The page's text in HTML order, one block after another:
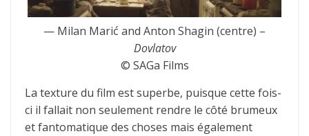
— Milan Marić and Anton Shagin (centre) –
Dovlatov
© SAGa Films
La texture du film est superbe, puisque cette fois-
ci il fallait non seulement rendre le côté brumeux
et fantomatique des choses mais également